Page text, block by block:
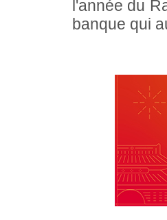
l'année du
banque qui